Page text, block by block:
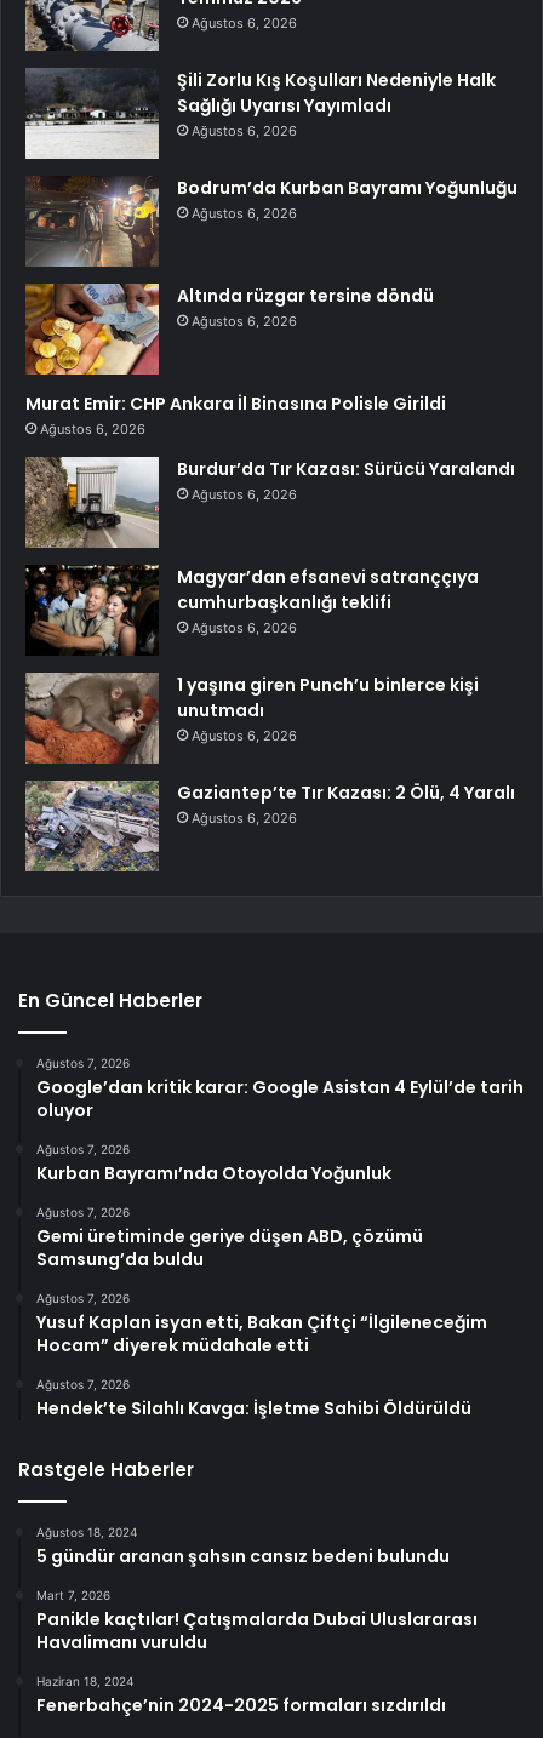
Ağustos 6, 2026
Şili Zorlu Kış Koşulları Nedeniyle Halk
Sağlığı Uyarısı Yayımladı
Ağustos 6, 2026
Bodrum’da Kurban Bayramı Yoğunluğu
Ağustos 6, 2026
Altında rüzgar tersine döndü
Ağustos 6, 2026
Murat Emir: CHP Ankara İl Binasına Polisle Girildi
Ağustos 6, 2026
Burdur’da Tır Kazası: Sürücü Yaralandı
Ağustos 6, 2026
Magyar’dan efsanevi satranççıya
cumhurbaşkanlığı teklifi
Ağustos 6, 2026
1 yaşına giren Punch’u binlerce kişi
unutmadı
Ağustos 6, 2026
Gaziantep’te Tır Kazası: 2 Ölü, 4 Yaralı
Ağustos 6, 2026
En Güncel Haberler
Ağustos 7, 2026
Google’dan kritik karar: Google Asistan 4 Eylül’de tarih
oluyor
Ağustos 7, 2026
Kurban Bayramı’nda Otoyolda Yoğunluk
Ağustos 7, 2026
Gemi üretiminde geriye düşen ABD, çözümü
Samsung’da buldu
Ağustos 7, 2026
Yusuf Kaplan isyan etti, Bakan Çiftçi “İlgileneceğim
Hocam” diyerek müdahale etti
Ağustos 7, 2026
Hendek’te Silahlı Kavga: İşletme Sahibi Öldürüldü
Rastgele Haberler
Ağustos 18, 2024
5 gündür aranan şahsın cansız bedeni bulundu
Mart 7, 2026
Panikle kaçtılar! Çatışmalarda Dubai Uluslararası
Havalimanı vuruldu
Haziran 18, 2024
Fenerbahçe’nin 2024-2025 formaları sızdırıldı